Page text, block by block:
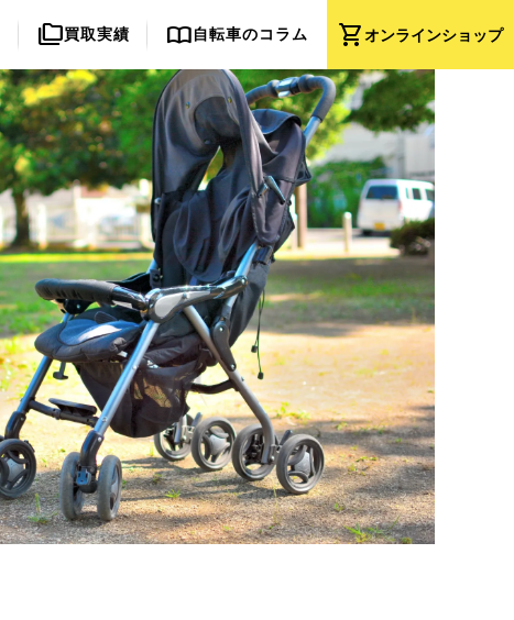
shopping_cartオンラインショップ
folder_copy買取実績 import_contacts自転車のコラム